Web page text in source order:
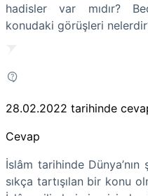
hadisler var mıdır?
konudaki görüşleri
28.02.2022 tarihinde
Cevap
İslâm tarihinde
sıkça tartışılan bir konu